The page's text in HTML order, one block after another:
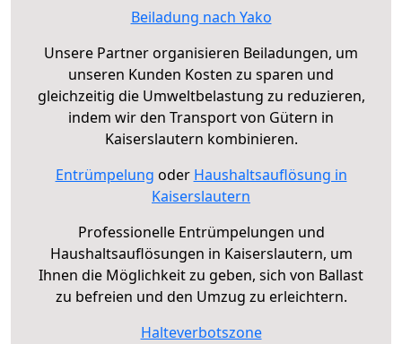
Beiladung nach Yako
Unsere Partner organisieren Beiladungen, um
unseren Kunden Kosten zu sparen und
gleichzeitig die Umweltbelastung zu reduzieren,
indem wir den Transport von Gütern in
Kaiserslautern kombinieren.
Entrümpelung oder Haushaltsauflösung in
Kaiserslautern
Professionelle Entrümpelungen und
Haushaltsauflösungen in Kaiserslautern, um
Ihnen die Möglichkeit zu geben, sich von Ballast
zu befreien und den Umzug zu erleichtern.
Halteverbotszone